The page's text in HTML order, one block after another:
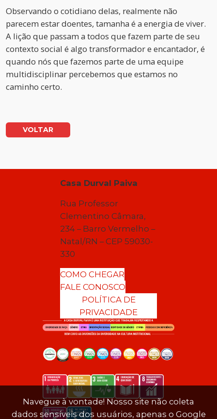
Observando o cotidiano delas, realmente não
parecem estar doentes, tamanha é a energia de viver.
A lição que passam a todos que fazem parte de seu
contexto social é algo transformador e encantador, é
quando nós que fazemos parte de uma equipe
multidisciplinar percebemos que estamos no
caminho certo.
VOLTAR
Casa Durval Paiva
Rua Professor
Clementino Câmara,
234 – Barro Vermelho –
Natal/RN – CEP 59030-
330
COMO CHEGAR
FALE CONOSCO
POLÍTICA DE
PRIVACIDADE
Navegue à vontade! Nosso site não coleta
dados sensíveis dos usuários, apenas o Google